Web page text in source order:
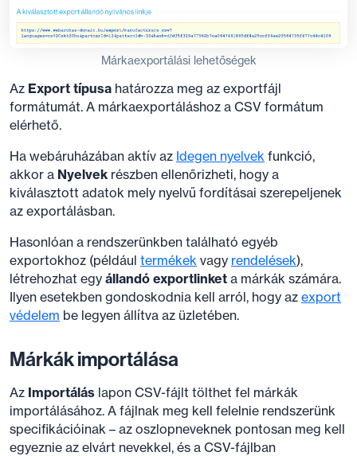
Márkaexportálási lehetőségek
Az Export típusa határozza meg az exportfájl
formátumát. A márkaexportáláshoz a CSV formátum
elérhető.
Ha webáruházában aktív az Idegen nyelvek funkció,
akkor a Nyelvek részben ellenőrizheti, hogy a
kiválasztott adatok mely nyelvű fordításai szerepeljenek
az exportálásban.
Hasonlóan a rendszerünkben található egyéb
exportokhoz (például termékek vagy rendelések),
létrehozhat egy állandó exportlinket a márkák számára.
Ilyen esetekben gondoskodnia kell arról, hogy az export
védelem be legyen állítva az üzletében.
Márkák importálása
Az Importálás lapon CSV-fájlt tölthet fel márkák
importálásához. A fájlnak meg kell felelnie rendszerünk
specifikációinak – az oszlopneveknek pontosan meg kell
egyeznie az elvárt nevekkel, és a CSV-fájlban